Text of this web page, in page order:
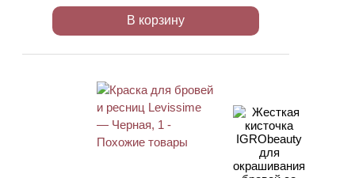
В корзину